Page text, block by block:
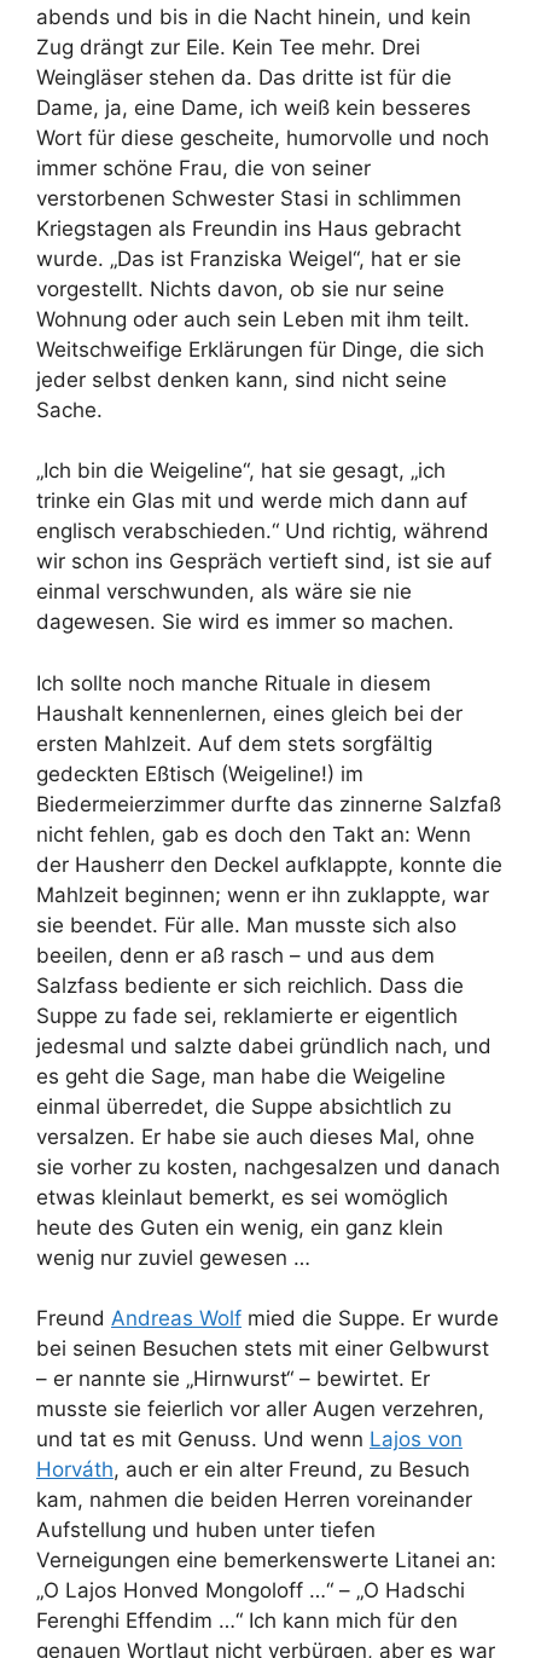
abends und bis in die Nacht hinein, und kein
Zug drängt zur Eile. Kein Tee mehr. Drei
Weingläser stehen da. Das dritte ist für die
Dame, ja, eine Dame, ich weiß kein besseres
Wort für diese gescheite, humorvolle und noch
immer schöne Frau, die von seiner
verstorbenen Schwester Stasi in schlimmen
Kriegstagen als Freundin ins Haus gebracht
wurde. „Das ist Franziska Weigel“, hat er sie
vorgestellt. Nichts davon, ob sie nur seine
Wohnung oder auch sein Leben mit ihm teilt.
Weitschweifige Erklärungen für Dinge, die sich
jeder selbst denken kann, sind nicht seine
Sache.
„Ich bin die Weigeline“, hat sie gesagt, „ich
trinke ein Glas mit und werde mich dann auf
englisch verabschieden.“ Und richtig, während
wir schon ins Gespräch vertieft sind, ist sie auf
einmal verschwunden, als wäre sie nie
dagewesen. Sie wird es immer so machen.
Ich sollte noch manche Rituale in diesem
Haushalt kennenlernen, eines gleich bei der
ersten Mahlzeit. Auf dem stets sorgfältig
gedeckten Eßtisch (Weigeline!) im
Biedermeierzimmer durfte das zinnerne Salzfaß
nicht fehlen, gab es doch den Takt an: Wenn
der Hausherr den Deckel aufklappte, konnte die
Mahlzeit beginnen; wenn er ihn zuklappte, war
sie beendet. Für alle. Man musste sich also
beeilen, denn er aß rasch – und aus dem
Salzfass bediente er sich reichlich. Dass die
Suppe zu fade sei, reklamierte er eigentlich
jedesmal und salzte dabei gründlich nach, und
es geht die Sage, man habe die Weigeline
einmal überredet, die Suppe absichtlich zu
versalzen. Er habe sie auch dieses Mal, ohne
sie vorher zu kosten, nachgesalzen und danach
etwas kleinlaut bemerkt, es sei womöglich
heute des Guten ein wenig, ein ganz klein
wenig nur zuviel gewesen …
Freund Andreas Wolf mied die Suppe. Er wurde
bei seinen Besuchen stets mit einer Gelbwurst
– er nannte sie „Hirnwurst“ – bewirtet. Er
musste sie feierlich vor aller Augen verzehren,
und tat es mit Genuss. Und wenn Lajos von
Horváth, auch er ein alter Freund, zu Besuch
kam, nahmen die beiden Herren voreinander
Aufstellung und huben unter tiefen
Verneigungen eine bemerkenswerte Litanei an:
„O Lajos Honved Mongoloff …“ – „O Hadschi
Ferenghi Effendim …“ Ich kann mich für den
genauen Wortlaut nicht verbürgen, aber es war